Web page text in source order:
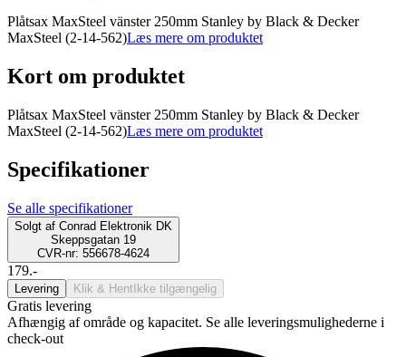
Plåtsax MaxSteel vänster 250mm Stanley by Black & Decker
MaxSteel (2-14-562)Læs mere om produktet
Kort om produktet
Plåtsax MaxSteel vänster 250mm Stanley by Black & Decker
MaxSteel (2-14-562)Læs mere om produktet
Specifikationer
Se alle specifikationer
Solgt af Conrad Elektronik DK
Skeppsgatan 19
CVR-nr: 556678-4624
179.-
Levering Klik & Hent Ikke tilgængelig
Gratis levering
Afhængig af område og kapacitet. Se alle leveringsmulighederne i
check-out